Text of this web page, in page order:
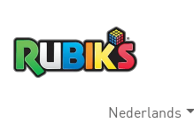
Nederlands